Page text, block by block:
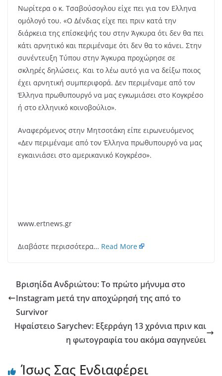
Νωρίτερα ο κ. Τσαβούσογλου είχε πει για τον Ελληνα
ομόλογό του. «Ο Δένδιας είχε πει πριν κατά την
διάρκεια της επίσκεψής του στην Άγκυρα ότι δεν θα πει
κάτι αρνητικό και περιμέναμε ότι δεν θα το κάνει. Στην
συνέντευξη Τύπου στην Άγκυρα προχώρησε σε
σκληρές δηλώσεις. Και το λέω αυτό για να δείξω ποιος
έχει αρνητική συμπεριφορά. Δεν περιμέναμε από τον
Έλληνα πρωθυπουργό να μας εγκωμιάσει στο Κογκρέσο
ή στο ελληνικό κοινοβούλιο».
Αναφερόμενος στην Μητσοτάκη είπε ειρωνευόμενος
«Δεν περιμέναμε από τον Έλληνα πρωθυπουργό να μας
εγκαινιάσει στο αμερικανικό Κογκρέσο».
www.ertnews.gr
Διαβάστε περισσότερα… Read More
Βρισηίδα Ανδριώτου: Το πρώτο μήνυμα στο
Instagram μετά την αποχώρησή της από το
Survivor
Ηφαίστειο Sarychev: Εξερράγη 13 χρόνια πριν και
η φωτογραφία του ακόμα σαγηνεύει
Ίσως Σας Ενδιαφέρει